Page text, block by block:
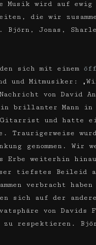
Musik wird auf
die wir
Björn, Jonas,
sich mit einem
und Mitmusiker:
von David
brillanter Mann
und hatte
Traurigerweise
genommen. Wir
Erbe weiterhin
tiefstes Beileid
verbracht
sich auf der
von Davids
respektieren.